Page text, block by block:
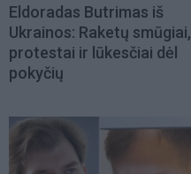
Eldoradas Butrimas iš
Ukrainos: Raketų smūgiai,
protestai ir lūkesčiai dėl
pokyčių